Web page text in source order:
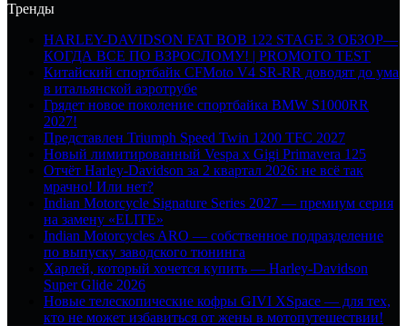
Тренды
HARLEY-DAVIDSON FAT BOB 122 STAGE 3 ОБЗОР—
КОГДА ВСЕ ПО ВЗРОСЛОМУ! | PROMOTO TEST
Китайский спортбайк CFMoto V4 SR-RR доводят до ума
в итальянской аэротрубе
Грядет новое поколение спортбайка BMW S1000RR
2027!
Представлен Triumph Speed Twin 1200 TFC 2027
Новый лимитированный Vespa x Gigi Primavera 125
Отчёт Harley-Davidson за 2 квартал 2026: не всё так
мрачно! Или нет?
Indian Motorcycle Signature Series 2027 — премиум серия
на замену «ELITE»
Indian Motorcycles ARO — собственное подразделение
по выпуску заводского тюнинга
Харлей, который хочется купить — Harley-Davidson
Super Glide 2026
Новые телескопические кофры GIVI XSpace — для тех,
кто не может избавиться от жены в мотопутешествии!